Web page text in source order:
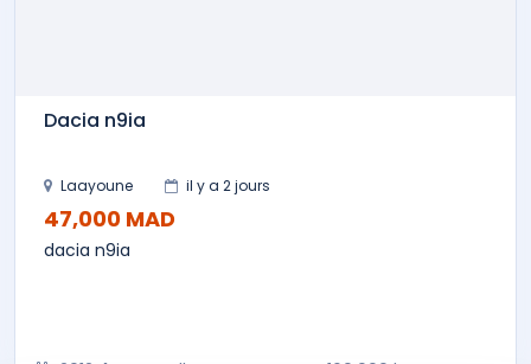
Dacia n9ia
Laayoune il y a 2 jours
47,000 MAD
dacia n9ia